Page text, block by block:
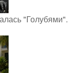
"Голубями".